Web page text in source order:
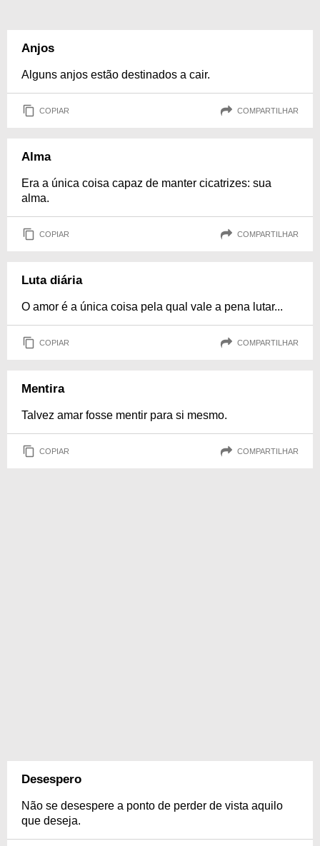
Anjos
Alguns anjos estão destinados a cair.
COPIAR COMPARTILHAR
Alma
Era a única coisa capaz de manter cicatrizes: sua
alma.
COPIAR COMPARTILHAR
Luta diária
O amor é a única coisa pela qual vale a pena lutar...
COPIAR COMPARTILHAR
Mentira
Talvez amar fosse mentir para si mesmo.
COPIAR COMPARTILHAR
Desespero
Não se desespere a ponto de perder de vista aquilo
que deseja.